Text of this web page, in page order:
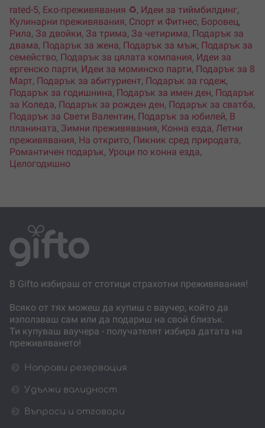
rated-5, Еко-преживявания ♻️, Идеи за тиймбилдинг,
Кулинарни преживявания, Спорт и Фитнес, Боровец,
Рила, За двойки, За трима, За четирима, Подарък за
двама, Подарък за жена, Подарък за мъж, Подарък за
семейство, Подарък за цялата компания, Идеи за
ергенско парти, Идеи за моминско парти, Подарък за 8
Март, Подарък за абитуриент, Подарък за годеж,
Подарък за годишнина, Подарък за имен ден, Подарък
за Коледа, Подарък за рожден ден, Подарък за сватба,
Подарък за Свети Валентин, Подарък за юбилей, В
планината, Зимни преживявания, Конна езда, Летни
преживявания, На открито, Пикник сред природата,
Романтичен подарък, Уроци по конна езда,
Целогодишно
В Gifto избираш от стотици страхотни преживявания!
Всяко от тях можеш да купиш с ваучер, който да
използваш сам или да подариш на свой близък.
Ти купуваш ваучера - получателят избира датата на
преживяването!
Направи резервация
Удължи валидност
Въпроси и отговори